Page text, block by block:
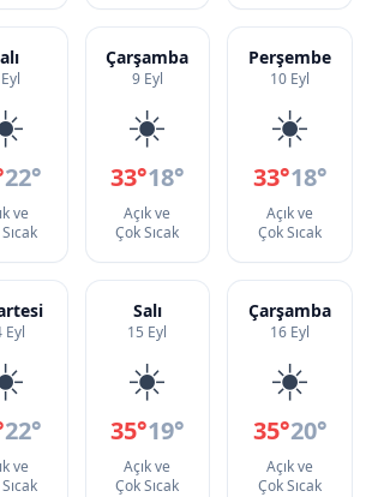
22°
ve
Çarşamba
9 Eyl
☀️
33°18°
Açık ve
Çok Sıcak
Perşembe
10 Eyl
☀️
33°18°
Açık ve
Çok Sıcak
Eyl
22°
ve
Salı
15 Eyl
☀️
35°19°
Açık ve
Çok Sıcak
Çarşamba
16 Eyl
☀️
35°20°
Açık ve
Çok Sıcak